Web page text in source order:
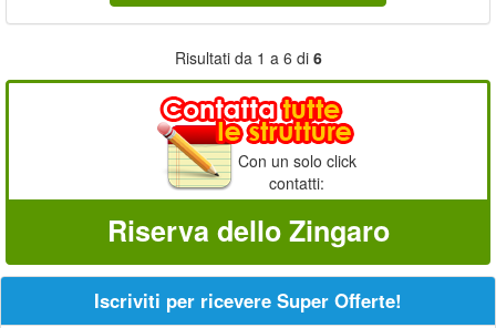
Risultati da 1 a 6 di 6
Con un solo click
contatti:
Riserva dello Zingaro
Iscriviti per ricevere Super Offerte!